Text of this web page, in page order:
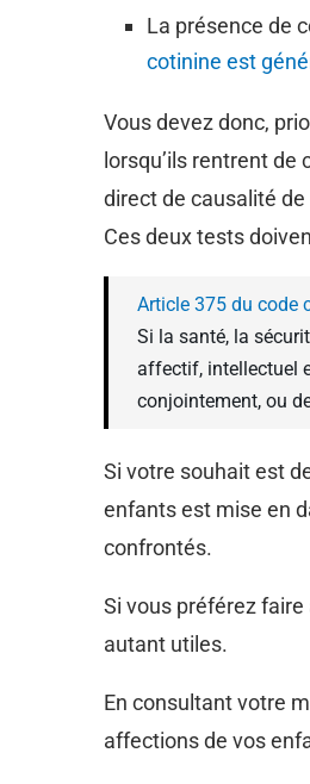
La présence de
cotinine est
Vous devez donc,
lorsqu’ils rentrent
direct de causalité
Ces deux tests
Article 375 du code
Si la santé, la
affectif, intellectuel
conjointement, ou
Si votre souhait est
enfants est mise en
confrontés.
Si vous préférez faire
autant utiles.
En consultant votre
affections de vos